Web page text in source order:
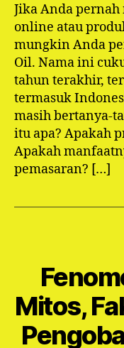
Jika Anda
online atau
mungkin Anda
Oil. Nama ini
tahun terakhir,
termasuk
masih bertanya-
itu apa? Apakah
Apakah
pemasaran? […]
Mitos,